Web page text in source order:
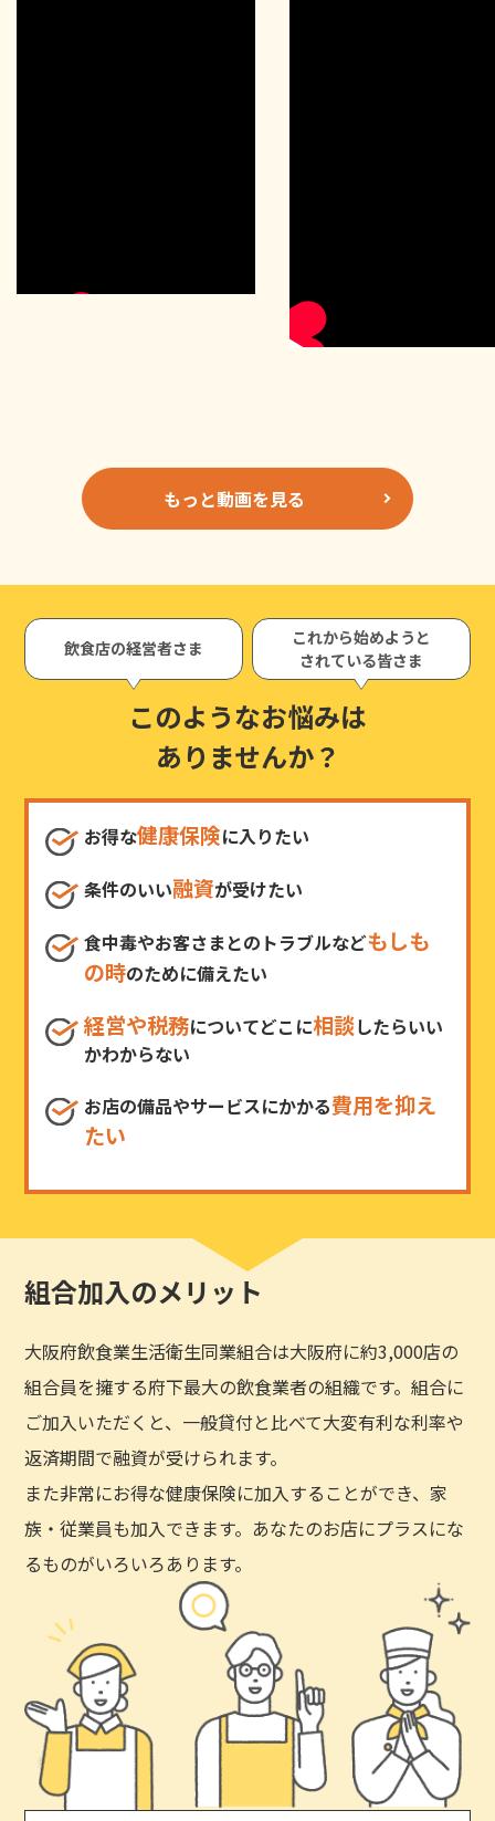
もっと動画を見る
飲食店の経営者さま
これから始めようと
されている皆さま
このようなお悩みは
ありませんか？
お得な健康保険に入りたい
条件のいい融資が受けたい
食中毒やお客さまとのトラブルなどもしも
の時のために備えたい
経営や税務についてどこに相談したらいい
かわからない
お店の備品やサービスにかかる費用を抑え
たい
組合加入のメリット
大阪府飲食業生活衛生同業組合は大阪府に約3,000店の
組合員を擁する府下最大の飲食業者の組織です。組合に
ご加入いただくと、一般貸付と比べて大変有利な利率や
返済期間で融資が受けられます。
また非常にお得な健康保険に加入することができ、家
族・従業員も加入できます。あなたのお店にプラスにな
るものがいろいろあります。